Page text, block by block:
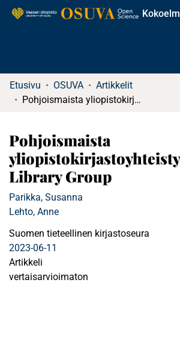
Etusivu OSUVA
Artikkelit
Pohjoismaista yliopistokirjastoyhteistyötä : NUAS Library Group
Pohjoismaista
Library Group
Parikka, Susanna
Lehto, Anne
Suomen tieteellinen kirjastoseura
2023-06-11
Artikkeli
vertaisarvioimaton